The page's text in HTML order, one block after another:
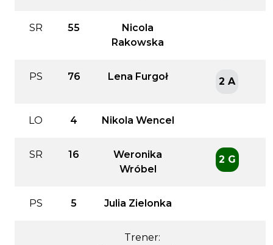
SR 55
Nicola
Rakowska
PS 76 Lena Furgoł 2 A
LO 4 Nikola Wencel
SR 16
Weronika
Wróbel
2 G
PS 5 Julia Zielonka
Trener: